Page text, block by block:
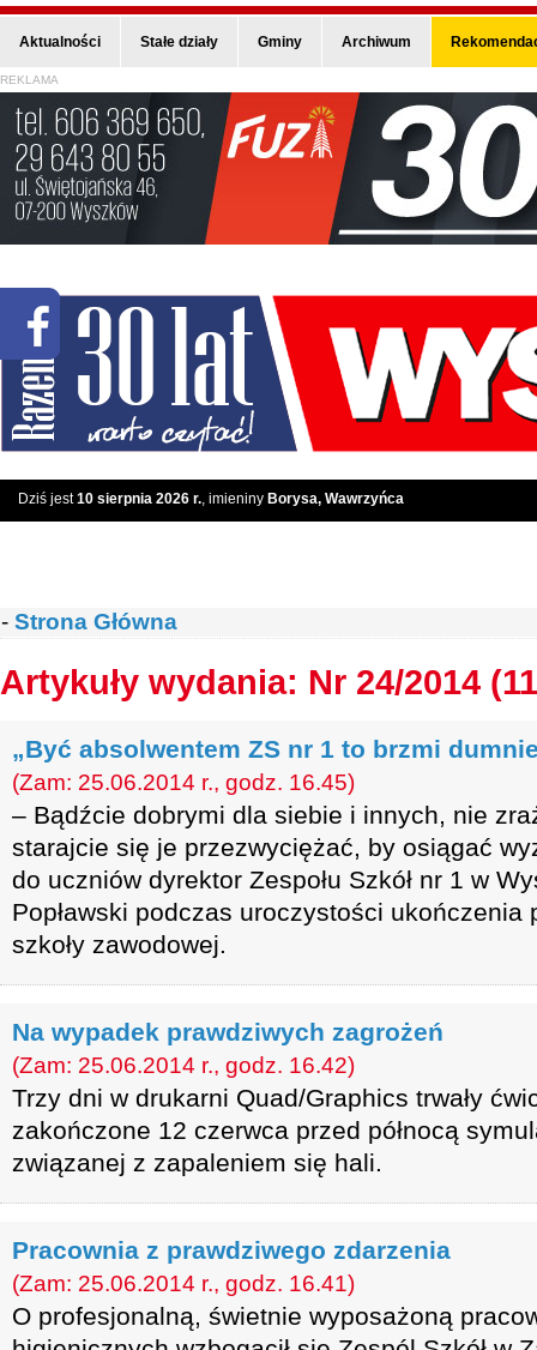
Aktualności Stałe działy Gminy Archiwum
REKLAMA
Dziś jest10 sierpnia 2026 r., imieniny Borysa, Wawrzyńca
- Strona Główna
Artykuły wydania: Nr 24/2014
„Być absolwentem ZS nr 1 to brzmi
(Zam: 25.06.2014 r., godz. 16.45)
– Bądźcie dobrymi dla siebie i innych, nie
starajcie się je przezwyciężać, by osiągać
do uczniów dyrektor Zespołu Szkół nr 1 w
Popławski podczas uroczystości
szkoły zawodowej.
Na wypadek prawdziwych zagrożeń
(Zam: 25.06.2014 r., godz. 16.42)
Trzy dni w drukarni Quad/Graphics trwały
zakończone 12 czerwca przed północą
związanej z zapaleniem się hali.
Pracownia z prawdziwego zdarzenia
(Zam: 25.06.2014 r., godz. 16.41)
O profesjonalną, świetnie wyposażoną